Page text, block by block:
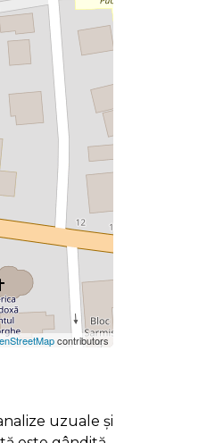
contributors
uzuale și